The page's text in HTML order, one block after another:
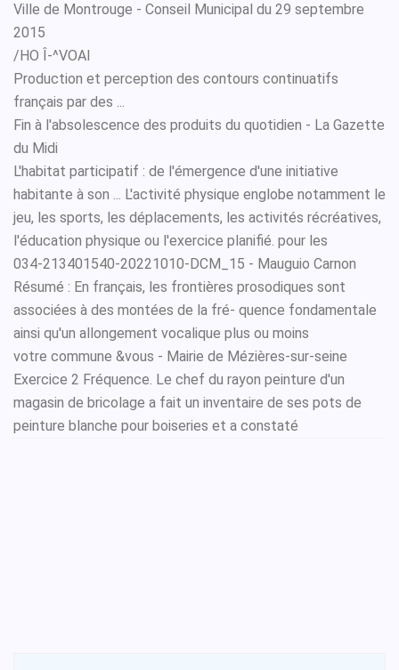
Ville de Montrouge - Conseil Municipal du 29 septembre
2015
/HO Î-^VOAI
Production et perception des contours continuatifs
français par des ...
Fin à l'absolescence des produits du quotidien - La Gazette
du Midi
L'habitat participatif : de l'émergence d'une initiative
habitante à son ... L'activité physique englobe notamment le
jeu, les sports, les déplacements, les activités récréatives,
l'éducation physique ou l'exercice planifié. pour les
034-213401540-20221010-DCM_15 - Mauguio Carnon
Résumé : En français, les frontières prosodiques sont
associées à des montées de la fré- quence fondamentale
ainsi qu'un allongement vocalique plus ou moins
votre commune &vous - Mairie de Mézières-sur-seine
Exercice 2 Fréquence. Le chef du rayon peinture d'un
magasin de bricolage a fait un inventaire de ses pots de
peinture blanche pour boiseries et a constaté